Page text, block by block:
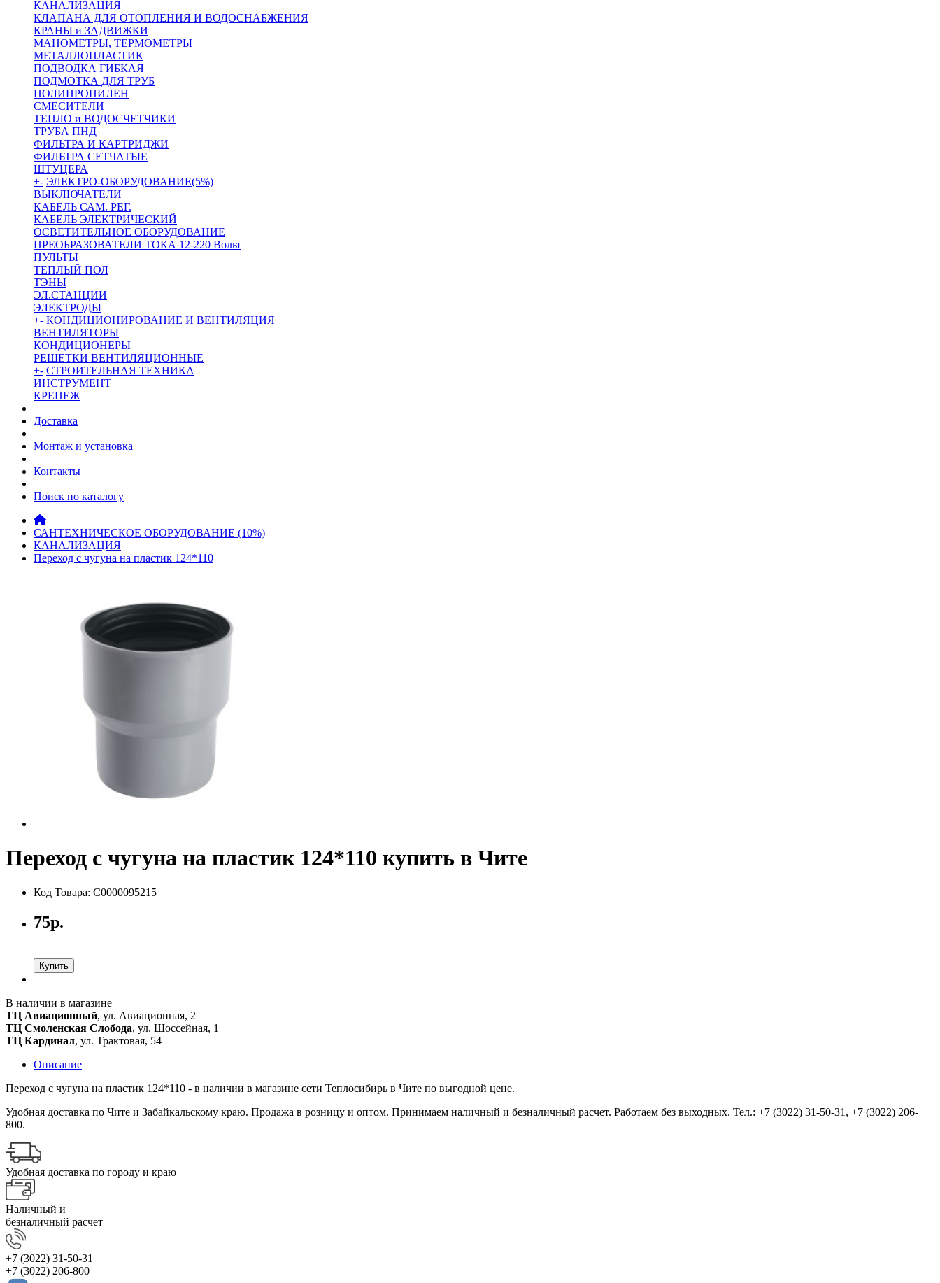
КАНАЛИЗАЦИЯ
КЛАПАНА ДЛЯ ОТОПЛЕНИЯ И ВОДОСНАБЖЕНИЯ
КРАНЫ и ЗАДВИЖКИ
МАНОМЕТРЫ, ТЕРМОМЕТРЫ
МЕТАЛЛОПЛАСТИК
ПОДВОДКА ГИБКАЯ
ПОДМОТКА ДЛЯ ТРУБ
ПОЛИПРОПИЛЕН
СМЕСИТЕЛИ
ТЕПЛО и ВОДОСЧЕТЧИКИ
ТРУБА ПНД
ФИЛЬТРА И КАРТРИДЖИ
ФИЛЬТРА СЕТЧАТЫЕ
ШТУЦЕРА
+- ЭЛЕКТРО-ОБОРУДОВАНИЕ(5%)
ВЫКЛЮЧАТЕЛИ
КАБЕЛЬ САМ. РЕГ.
КАБЕЛЬ ЭЛЕКТРИЧЕСКИЙ
ОСВЕТИТЕЛЬНОЕ ОБОРУДОВАНИЕ
ПРЕОБРАЗОВАТЕЛИ ТОКА 12-220 Вольт
ПУЛЬТЫ
ТЕПЛЫЙ ПОЛ
ТЭНЫ
ЭЛ.СТАНЦИИ
ЭЛЕКТРОДЫ
+- КОНДИЦИОНИРОВАНИЕ И ВЕНТИЛЯЦИЯ
ВЕНТИЛЯТОРЫ
КОНДИЦИОНЕРЫ
РЕШЕТКИ ВЕНТИЛЯЦИОННЫЕ
+- СТРОИТЕЛЬНАЯ ТЕХНИКА
ИНСТРУМЕНТ
КРЕПЕЖ
Доставка
Монтаж и установка
Контакты
Поиск по каталогу
САНТЕХНИЧЕСКОЕ ОБОРУДОВАНИЕ (10%)
КАНАЛИЗАЦИЯ
Переход с чугуна на пластик 124*110
Переход с чугуна на пластик 124*110 купить в Чите
Код Товара: С0000095215
75р.
Купить
В наличии в магазине
ТЦ Авиационный, ул. Авиационная, 2
ТЦ Смоленская Слобода, ул. Шоссейная, 1
ТЦ Кардинал, ул. Трактовая, 54
Описание
Переход с чугуна на пластик 124*110 - в наличии в магазине сети Теплосибирь в Чите по выгодной цене.
Удобная доставка по Чите и Забайкальскому краю. Продажа в розницу и оптом. Принимаем наличный и безналичный расчет. Работаем без выходных. Тел.: +7 (3022) 31-50-31, +7 (3022) 206-
800.
Удобная доставка по городу и краю
Наличный и
безналичный расчет
+7 (3022) 31-50-31
+7 (3022) 206-800